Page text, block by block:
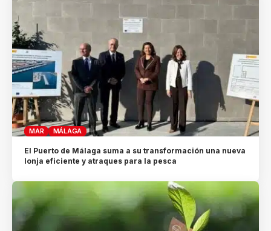
MAR MÁLAGA
El Puerto de Málaga suma a su transformación una nueva
lonja eficiente y atraques para la pesca